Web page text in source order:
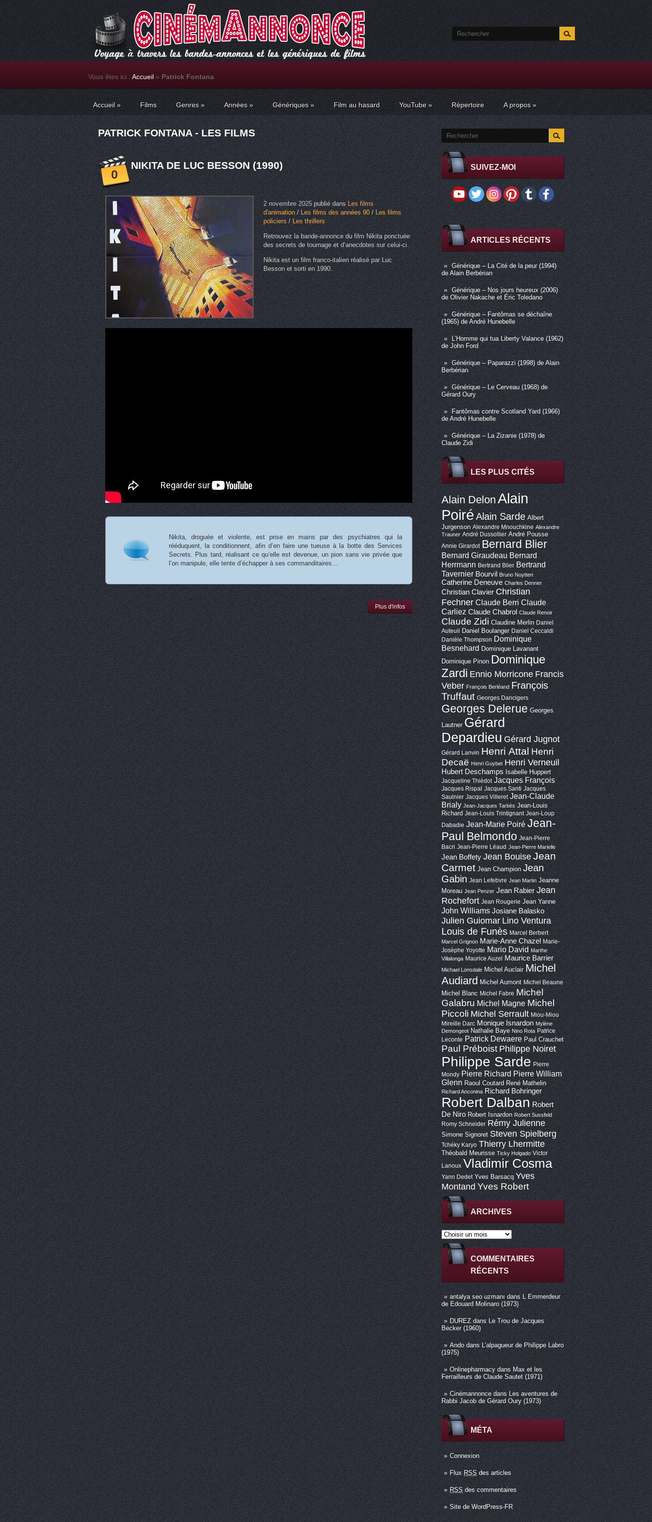
Vous êtes ici : Accueil » Patrick Fontana
Accueil » Films Genres» Années » Génériques » Film au hasard YouTube » Répertoire A propos »
SUIVEZ-MOI
ARTICLES RÉCENTS
Générique – La Cité de la peur (1994)
de Alain Berbérian
Générique – Nos jours heureux (2006)
de Olivier Nakache et Éric Toledano
Générique – Fantômas se déchaîne
(1965) de André Hunebelle
L’Homme qui tua Liberty Valance (1962)
de John Ford
Générique – Paparazzi (1998) de Alain
Berbérian
Générique – Le Cerveau (1968) de
Gérard Oury
Fantômas contre Scotland Yard (1966)
de André Hunebelle
Générique – La Zizanie (1978) de
Claude Zidi
LES PLUS CITÉS
Alain DelonAlain
Poiré Alain Sarde Albert
Jurgenson Alexandre Mnouchkine Alexandre
Trauner André Dussollier André Pousse
Annie Girardot Bernard Blier
Bernard Giraudeau Bernard
Herrmann Bertrand Blier Bertrand
Tavernier Bourvil Bruno Nuytten
Catherine Deneuve Charles Denner
Christian Clavier Christian
Fechner Claude Berri Claude
Carliez Claude Chabrol Claude Renoir
Claude Zidi Claudine Merlin Daniel
Auteuil
Daniel Boulanger Daniel Ceccaldi
Danièle Thompson Dominique
Besnehard Dominique Lavanant
Dominique Pinon Dominique
Zardi Ennio Morricone Francis
Veber François Berléand François
Truffaut Georges Dancigers
Georges Delerue Georges
Lautner Gérard
Depardieu Gérard Jugnot
Gérard Lanvin Henri Attal Henri
Decaë Henri Guybet Henri Verneuil
Hubert Deschamps Isabelle Huppert
Jacqueline Thiédot Jacques François
Jacques Rispal Jacques Santi Jacques
Saulnier Jacques Villeret Jean-Claude
Brialy Jean-Jacques Tarbès Jean-Louis
Richard Jean-Louis Trintignant Jean-Loup
Dabadie Jean-Marie Poiré Jean-
Paul Belmondo Jean-Pierre
Bacri Jean-Pierre Léaud Jean-Pierre Marielle
Jean Boffety Jean BouiseJean
Carmet Jean Champion Jean
Gabin Jean Lefebvre Jean Martin Jeanne
Moreau Jean Penzer Jean Rabier Jean
Rochefort Jean Rougerie Jean Yanne
John Williams Josiane Balasko
Julien Guiomar Lino Ventura
Louis de Funès Marcel Berbert
Marcel Grignon Marie-Anne Chazel
Marie-
Josèphe Yoyotte Mario David Marthe
Villalonga Maurice Auzel Maurice Barrier
Michael Lonsdale Michel Auclair Michel
Audiard Michel Aumont Michel Beaune
Michel Blanc Michel Fabre Michel
Galabru Michel Magne Michel
Piccoli Michel Serrault Miou-Miou
Mireille Darc Monique Isnardon Mylène
Demongeot Nathalie Baye Nino Rota Patrice
Leconte Patrick Dewaere Paul Crauchet
Paul Préboist Philippe Noiret
Philippe Sarde Pierre
Mondy Pierre Richard Pierre William
Glenn Raoul Coutard René Mathelin
Richard Anconina Richard Bohringer
Robert Dalban Robert
De Niro Robert Isnardon Robert Sussfeld
Romy Schneider Rémy Julienne
Simone Signoret Steven Spielberg
Tchéky Karyo Thierry Lhermitte
Théobald Meurisse Ticky Holgado Victor
Lanoux Vladimir Cosma
Yann Dedet Yves Barsacq Yves
Montand Yves Robert
ARCHIVES
COMMENTAIRES
RÉCENTS
antalya seo uzmanıdans L Emmerdeur
de Edouard Molinaro (1973)
DUREZdans Le Trou de Jacques
Becker (1960)
Andodans L’alpagueur de Philippe Labro
(1975)
Onlinepharmacy dansMax et les
Ferrailleurs de Claude Sautet (1971)
Cinémannonce dansLes aventures de
Rabbi Jacob de Gérard Oury (1973)
MÉTA
Connexion
Flux RSS des articles
RSSdes commentaires
Site de WordPress-FR
PATRICK FONTANA - LES FILMS
0
NIKITA DE LUC BESSON (1990)
2 novembre 2025publié dansLes films
d'animation/ Les films des années 90 /Les films
policiers/ Les thrillers
Retrouvez la bande-annonce du film Nikita ponctuée
des secrets de tournage et d’anecdotes sur celui-ci.
Nikita est un film franco-italien réalisé par Luc
Besson et sorti en 1990.
Nikita, droguée et violente, est prise en mains par des psychiatres qui la
rééduquent, la conditionnent, afin d’en faire une tueuse à la botte des Services
Secrets. Plus tard, réalisant ce qu’elle est devenue, un pion sans vie privée que
l’on manipule, elle tente d’échapper à ses commanditaires…
Plus d'infos